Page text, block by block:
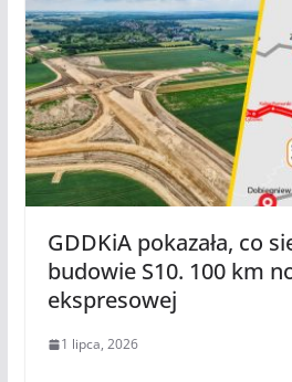
GDDKiA pokazała, co
budowie S10. 100 km
ekspresowej
1 lipca, 2026